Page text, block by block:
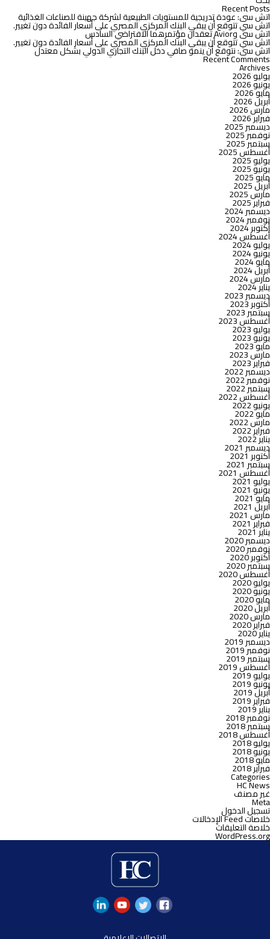
البنك
المركزي
المصري
سعر
الفائدة
Recent Posts
اتش سى: عودة تدريجية للمستويات الطبيعية لشركة جهينة للصناعات الغذائية
اتش سي تتوقع أن يبقي البنك المركزي المصري على أسعار الفائدة دون تغيير.
اتش سى وAvior تعقدان مؤتمرهما الافتراضي السادس
اتش سي تتوقع أن يبقي البنك المركزي المصري على أسعار الفائدة دون تغيير.
اتش سى: نتوقع أن ينمو صافي دخل البنك التجاري الدولي بشكل معتدل
Recent Comments
Archives
يوليو 2026
يونيو 2026
مايو 2026
أبريل 2026
مارس 2026
فبراير 2026
ديسمبر 2025
نوفمبر 2025
سبتمبر 2025
أغسطس 2025
يوليو 2025
يونيو 2025
مايو 2025
أبريل 2025
مارس 2025
فبراير 2025
ديسمبر 2024
نوفمبر 2024
أكتوبر 2024
أغسطس 2024
يوليو 2024
يونيو 2024
مايو 2024
أبريل 2024
مارس 2024
يناير 2024
ديسمبر 2023
أكتوبر 2023
سبتمبر 2023
أغسطس 2023
يوليو 2023
يونيو 2023
مايو 2023
مارس 2023
فبراير 2023
ديسمبر 2022
نوفمبر 2022
سبتمبر 2022
أغسطس 2022
يونيو 2022
مايو 2022
مارس 2022
فبراير 2022
يناير 2022
ديسمبر 2021
أكتوبر 2021
سبتمبر 2021
أغسطس 2021
يوليو 2021
يونيو 2021
مايو 2021
أبريل 2021
مارس 2021
فبراير 2021
يناير 2021
ديسمبر 2020
نوفمبر 2020
أكتوبر 2020
سبتمبر 2020
أغسطس 2020
يوليو 2020
يونيو 2020
مايو 2020
أبريل 2020
مارس 2020
فبراير 2020
يناير 2020
ديسمبر 2019
نوفمبر 2019
سبتمبر 2019
أغسطس 2019
يوليو 2019
يونيو 2019
أبريل 2019
فبراير 2019
يناير 2019
نوفمبر 2018
سبتمبر 2018
أغسطس 2018
يوليو 2018
يونيو 2018
مايو 2018
فبراير 2018
Categories
HC News
غير مصنف
Meta
تسجيل الدخول
خلاصات Feed الإدخالات
خلاصة التعليقات
WordPress.org